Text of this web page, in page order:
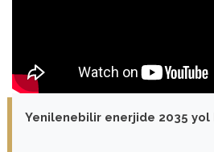
Yenilenebilir enerjide 2035 yol